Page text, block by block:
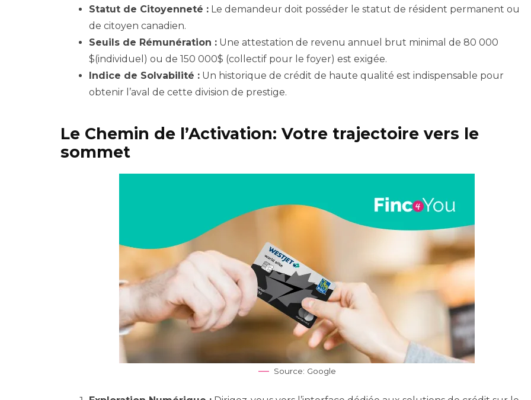
Statut de Citoyenneté : Le demandeur doit posséder le statut de résident permanent ou
de citoyen canadien.
Seuils de Rémunération : Une attestation de revenu annuel brut minimal de 80 000
$(individuel) ou de 150 000$ (collectif pour le foyer) est exigée.
Indice de Solvabilité : Un historique de crédit de haute qualité est indispensable pour
obtenir l’aval de cette division de prestige.
Le Chemin de l’Activation: Votre trajectoire vers le
sommet
Source: Google